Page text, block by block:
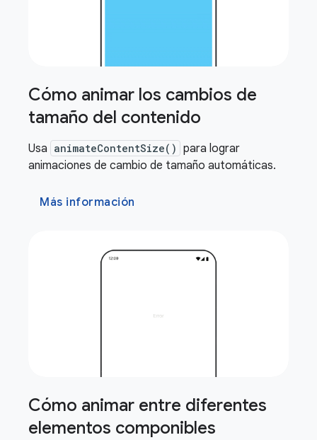
Cómo animar los cambios de
tamaño del contenido
Usa animateContentSize() para lograr
animaciones de cambio de tamaño automáticas.
Más información
Cómo animar entre diferentes
elementos componibles